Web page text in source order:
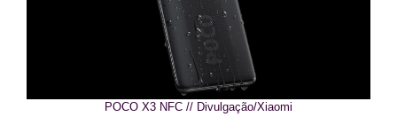
POCO X3 NFC // Divulgação/Xiaomi